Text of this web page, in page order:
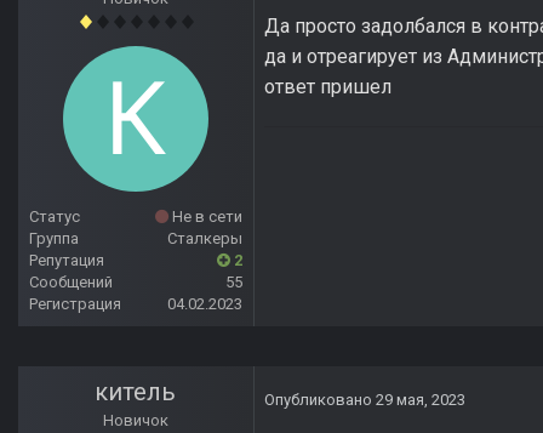
Статус
Не в сети
Группа
Сталкеры
Репутация
2
Сообщений
55
Регистрация
04.02.2023
Да просто задолбался в
да и отреагирует из
ответ пришел
китель
Новичок
Опубликовано 29 мая, 2023